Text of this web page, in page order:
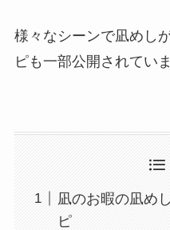
様々なシーンで凪めし
ピも一部公開されていま
凪のお暇の凪め
ピ